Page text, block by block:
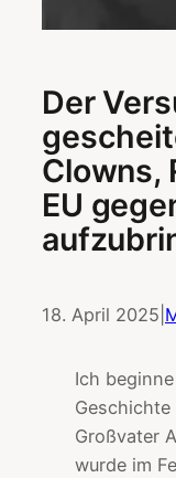
Der
Clowns,
EU
18. April 2025
Ich
Geschichte
Großvater
wurde im